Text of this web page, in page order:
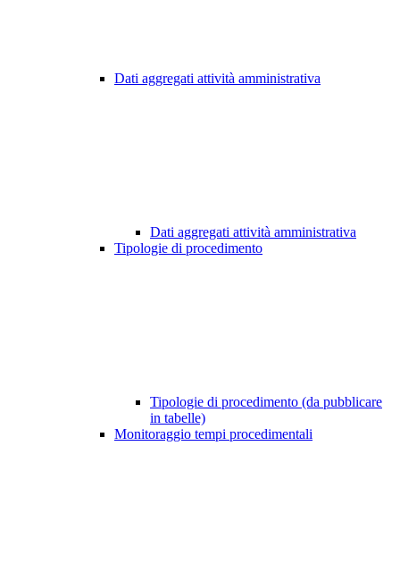
Dati aggregati attività amministrativa
Dati aggregati attività amministrativa
Tipologie di procedimento
Tipologie di procedimento (da pubblicare
in tabelle)
Monitoraggio tempi procedimentali